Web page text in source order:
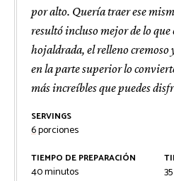
por alto. Quería traer ese
resultó incluso mejor de lo que
hojaldrada, el relleno cremoso
en la parte superior lo
más increíbles que puedes
SERVINGS
6porciones
TIEMPO DE PREPARACIÓN
40minutos
minutos 35